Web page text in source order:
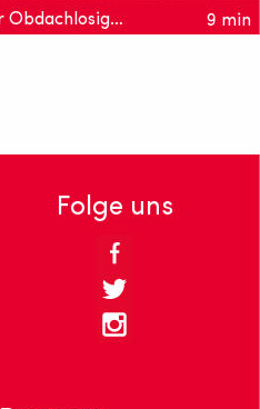
Real Change – Kurzfilm über Obdachlosigkeit in den USA
9 min
Folge uns